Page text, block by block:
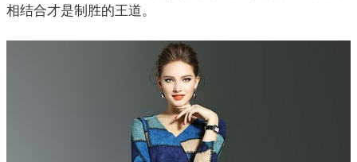
相结合才是制胜的王道。